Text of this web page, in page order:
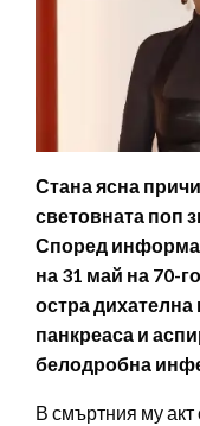
Стана ясна
световната поп
Според
на 31 май на 70-
остра дихателна
панкреаса и
белодробна
В смъртния му акт